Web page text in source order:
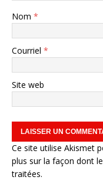
Nom *
Courriel *
Site web
Ce site utilise Akismet
plus sur la façon dont
traitées.